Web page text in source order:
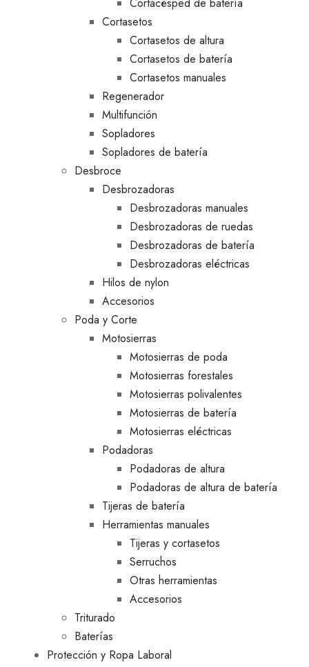
Cortacésped de batería
Cortasetos
Cortasetos de altura
Cortasetos de batería
Cortasetos manuales
Regenerador
Multifunción
Sopladores
Sopladores de batería
Desbroce
Desbrozadoras
Desbrozadoras manuales
Desbrozadoras de ruedas
Desbrozadoras de batería
Desbrozadoras eléctricas
Hilos de nylon
Accesorios
Poda y Corte
Motosierras
Motosierras de poda
Motosierras forestales
Motosierras polivalentes
Motosierras de batería
Motosierras eléctricas
Podadoras
Podadoras de altura
Podadoras de altura de batería
Tijeras de batería
Herramientas manuales
Tijeras y cortasetos
Serruchos
Otras herramientas
Accesorios
Triturado
Baterías
Protección y Ropa Laboral